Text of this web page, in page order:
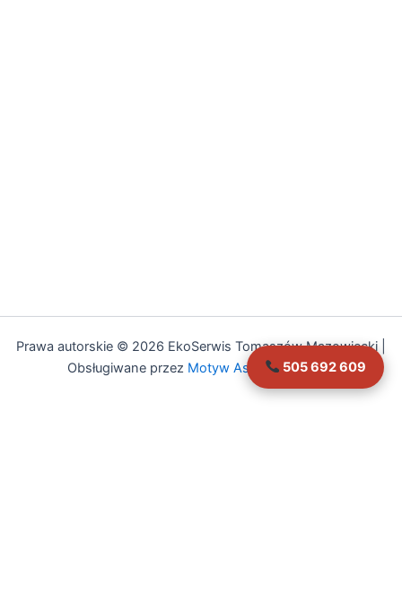
505 692 609
Prawa autorskie © 2026 EkoSerwis Tomaszów Mazowiecki |
Obsługiwane przez Motyw Astra WordPress